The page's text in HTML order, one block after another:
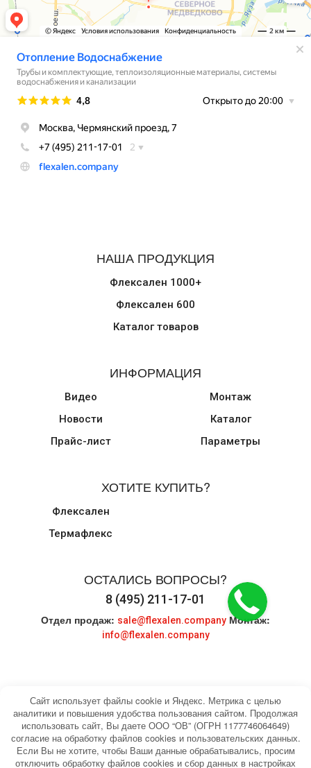
НАША ПРОДУКЦИЯ
Флексален 1000+
Флексален 600
Каталог товаров
ИНФОРМАЦИЯ
Видео
Новости
Прайс-лист
Монтаж
Каталог
Параметры
ХОТИТЕ КУПИТЬ?
Флексален
Термафлекс
ОСТАЛИСЬ ВОПРОСЫ?
8 (495) 211-17-01
Отдел продаж: sale@flexalen.company Монтаж:
info@flexalen.company
Карта сайта© 2004-2026 HEATING WATER. Все права
защищены.
Сайт использует файлы cookie и Яндекс. Метрика с целью
аналитики и повышения удобства пользования сайтом. Продолжая
использовать сайт, Вы даете ООО “ОВ” (ОГРН 1177746064649)
согласие на обработку файлов cookies и пользовательских данных.
Если Вы не хотите, чтобы Ваши данные обрабатывались, просим
отключить обработку файлов cookies и сбор данных в настройках